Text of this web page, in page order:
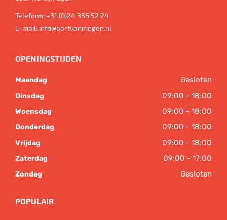
Telefoon:+31 (0)24 356 52 24
E-mail: info@bartvanmegen.nl
OPENINGSTIJDEN
Maandag Gesloten
Dinsdag 09:00 - 18:00
Woensdag 09:00 - 18:00
Donderdag 09:00 - 18:00
Vrijdag 09:00 - 18:00
Zaterdag 09:00 - 17:00
Zondag Gesloten
POPULAIR